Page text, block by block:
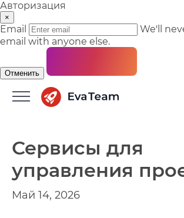
Авторизация
×
Email
We'll
email with anyone else.
Отменить
Сервисы для
управления
Май 14, 2026